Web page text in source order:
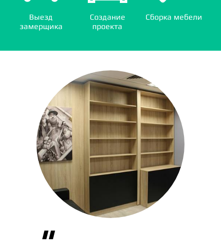
Выезд
замерщика
Создание
проекта
Сборка мебели
"